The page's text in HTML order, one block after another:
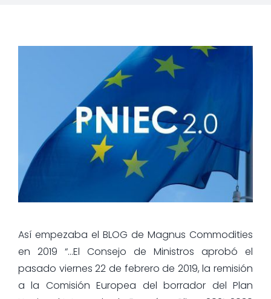
Así empezaba el BLOG de Magnus Commodities
en 2019 “…El Consejo de Ministros aprobó el
pasado viernes 22 de febrero de 2019, la remisión
a la Comisión Europea del borrador del Plan